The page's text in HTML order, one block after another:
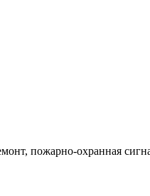
пожарно-охранная